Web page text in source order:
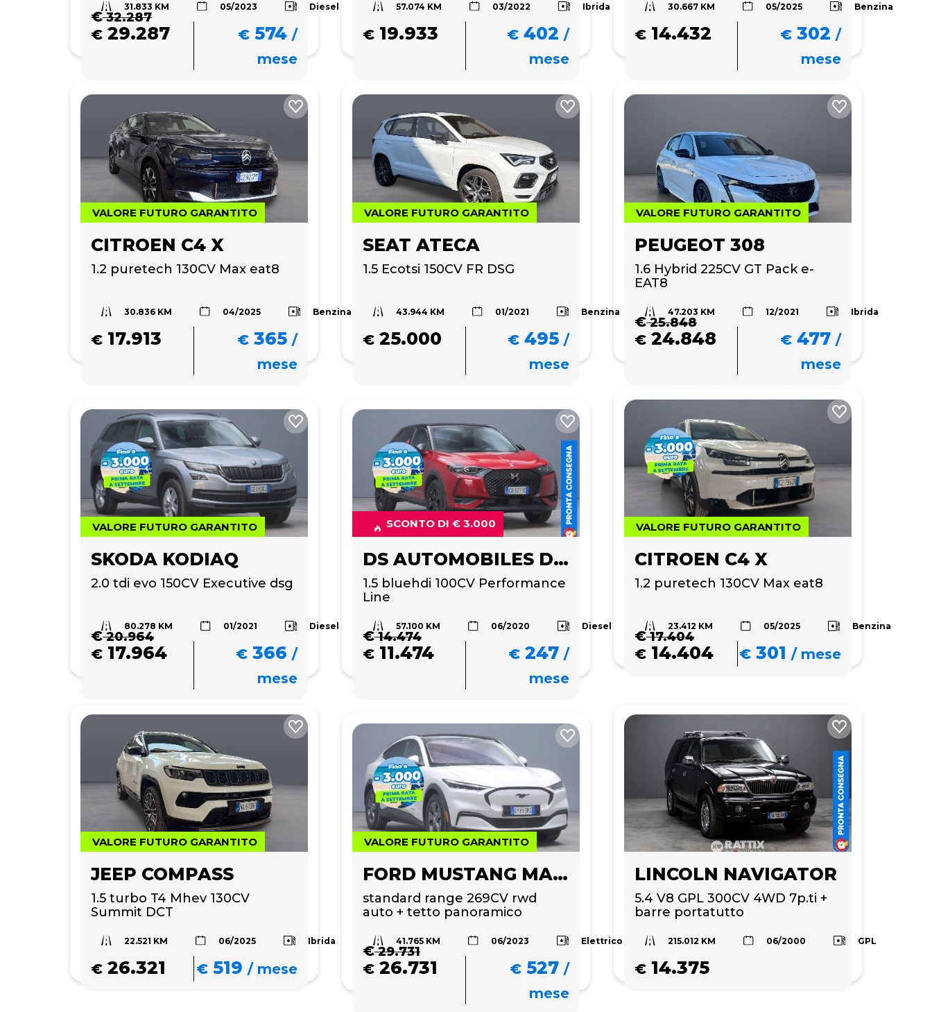
31.833 KM 05/2023 Diesel
€32.287
€ 29.287 € 574 /
mese
57.074 KM 03/2022 Ibrida
€ 19.933 € 402 /
mese
30.667 KM 05/2025 Benzina
€ 14.432 € 302 /
mese
VALORE FUTURO GARANTITO
CITROEN C4 X
1.2 puretech 130CV Max eat8
30.836 KM 04/2025 Benzina
€ 17.913 € 365 /
mese
VALORE FUTURO GARANTITO
SEAT ATECA
1.5 Ecotsi 150CV FR DSG
43.944 KM 01/2021 Benzina
€ 25.000 € 495 /
mese
VALORE FUTURO GARANTITO
PEUGEOT 308
1.6 Hybrid 225CV GT Pack e-
EAT8
47.203 KM 12/2021 Ibrida
€25.848
€ 24.848 € 477 /
mese
VALORE FUTURO GARANTITO
SKODA KODIAQ
2.0 tdi evo 150CV Executive dsg
80.278 KM 01/2021 Diesel
€20.964
€ 17.964 € 366 /
mese
SCONTO DI € 3.000
DS AUTOMOBILES DS 3 CROSSBACK
1.5 bluehdi 100CV Performance
Line
57.100 KM 06/2020 Diesel
€14.474
€ 11.474 € 247 /
mese
VALORE FUTURO GARANTITO
CITROEN C4 X
1.2 puretech 130CV Max eat8
23.412 KM 05/2025 Benzina
€17.404
€ 14.404 € 301 / mese
VALORE FUTURO GARANTITO
JEEP COMPASS
1.5 turbo T4 Mhev 130CV
Summit DCT
22.521 KM 06/2025 Ibrida
€ 26.321 € 519 /mese
VALORE FUTURO GARANTITO
FORD MUSTANG MACH-E
standard range 269CV rwd
auto + tetto panoramico
41.765 KM 06/2023 Elettrico
€29.731
€ 26.731 € 527 /
mese
LINCOLN NAVIGATOR
5.4 V8 GPL 300CV 4WD 7p.ti +
barre portatutto
215.012 KM 06/2000 GPL
€ 14.375